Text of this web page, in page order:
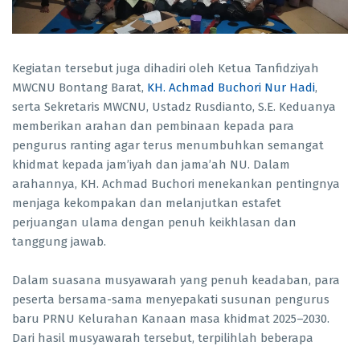
Kegiatan tersebut juga dihadiri oleh Ketua Tanfidziyah
MWCNU Bontang Barat, KH. Achmad Buchori Nur Hadi,
serta Sekretaris MWCNU, Ustadz Rusdianto, S.E. Keduanya
memberikan arahan dan pembinaan kepada para
pengurus ranting agar terus menumbuhkan semangat
khidmat kepada jam’iyah dan jama’ah NU. Dalam
arahannya, KH. Achmad Buchori menekankan pentingnya
menjaga kekompakan dan melanjutkan estafet
perjuangan ulama dengan penuh keikhlasan dan
tanggung jawab.
Dalam suasana musyawarah yang penuh keadaban, para
peserta bersama-sama menyepakati susunan pengurus
baru PRNU Kelurahan Kanaan masa khidmat 2025–2030.
Dari hasil musyawarah tersebut, terpilihlah beberapa